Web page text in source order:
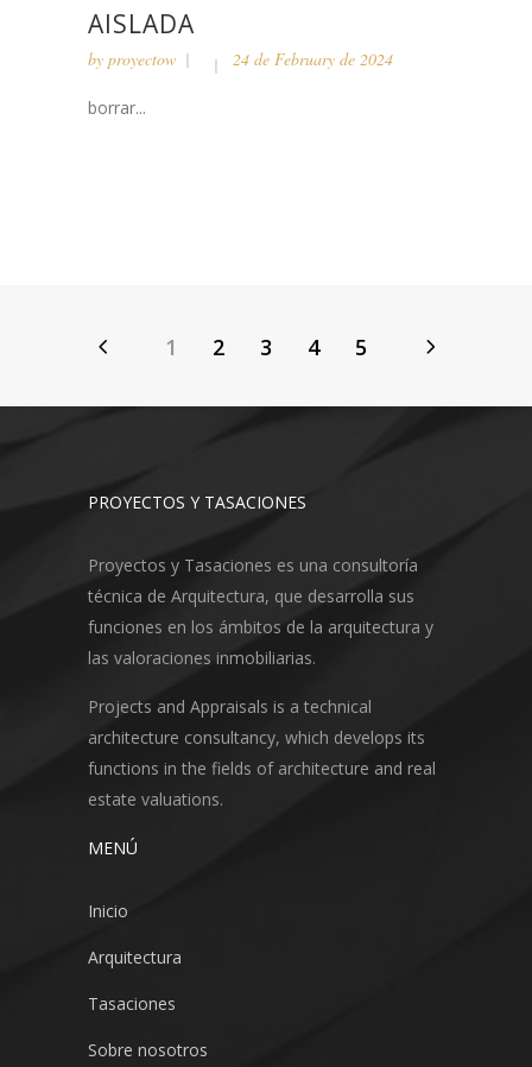
AISLADA
by proyectow 24 de February de 2024
borrar...
1 2 3 4 5
PROYECTOS Y TASACIONES
Proyectos y Tasaciones es una consultoría
técnica de Arquitectura, que desarrolla sus
funciones en los ámbitos de la arquitectura y
las valoraciones inmobiliarias.
Projects and Appraisals is a technical
architecture consultancy, which develops its
functions in the fields of architecture and real
estate valuations.
MENÚ
Inicio
Arquitectura
Tasaciones
Sobre nosotros